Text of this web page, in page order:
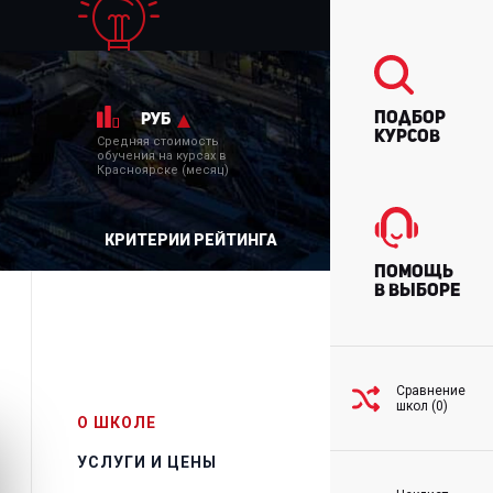
руб
Средняя стоимость
обучения на курсах в
Красноярске (месяц)
КРИТЕРИИ РЕЙТИНГА
О ШКОЛЕ
УСЛУГИ И ЦЕНЫ
Подбор
курсов
Помощь
в выборе
Сравнение
школ (0)